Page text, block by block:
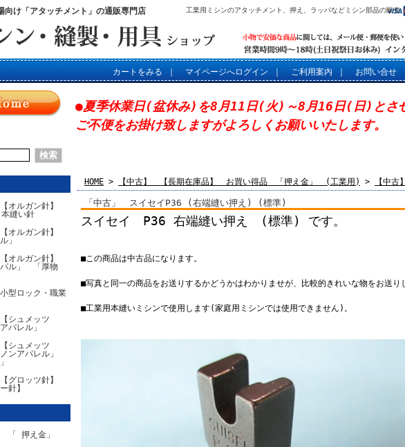
向け「アタッチメント」の通販専門店 工業用ミシンのアタッチメント、押え、ラッパなどミシン部品の販売
カートをみる マイページへログイン ご利用案内 お問い合せ
オルガン針】
縫い針
オルガン針】
ル」
オルガン針】
パル」 「厚物
型ロック・職業
シュメッツ
パレル」
シュメッツ
ンアパレル」
グロッツ針】
針】
「 押え金」
●夏季休業日(盆休み)を8月11日(火)～8月16日(日)とさ
ご不便をお掛け致しますがよろしくお願いいたします。
HOME > 【中古】 【長期在庫品】 お買い得品 「押え金」 (工業用) > 【中
「中古」 スイセイP36 (右端縫い押え) (標準)
スイセイ P36 右端縫い押え (標準) です。
■この商品は中古品になります。
■写真と同一の商品をお送りするかどうかはわかりませが、比較的きれいな物をお送り
■工業用本縫いミシンで使用します(家庭用ミシンでは使用できません)。